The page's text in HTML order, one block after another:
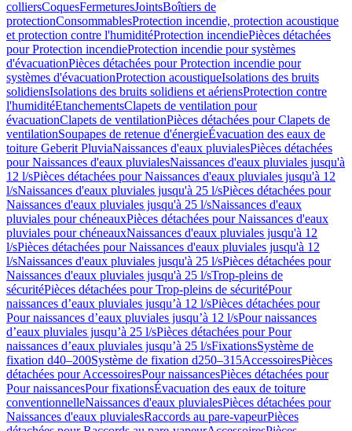
colliersCoquesFermeturesJointsBoîtiers de
protectionConsommablesProtection incendie, protection acoustique
et protection contre l'humiditéProtection incendiePièces détachées
pour Protection incendieProtection incendie pour systèmes
d'évacuationPièces détachées pour Protection incendie pour
systèmes d'évacuationProtection acoustiqueIsolations des bruits
solidiensIsolations des bruits solidiens et aériensProtection contre
l'humiditéEtanchementsClapets de ventilation pour
évacuationClapets de ventilationPièces détachées pour Clapets de
ventilationSoupapes de retenue d'énergieÉvacuation des eaux de
toiture Geberit PluviaNaissances d'eaux pluvialesPièces détachées
pour Naissances d'eaux pluvialesNaissances d'eaux pluviales jusqu'à
12 l/sPièces détachées pour Naissances d'eaux pluviales jusqu'à 12
l/sNaissances d'eaux pluviales jusqu'à 25 l/sPièces détachées pour
Naissances d'eaux pluviales jusqu'à 25 l/sNaissances d'eaux
pluviales pour chéneauxPièces détachées pour Naissances d'eaux
pluviales pour chéneauxNaissances d'eaux pluviales jusqu'à 12
l/sPièces détachées pour Naissances d'eaux pluviales jusqu'à 12
l/sNaissances d'eaux pluviales jusqu'à 25 l/sPièces détachées pour
Naissances d'eaux pluviales jusqu'à 25 l/sTrop-pleins de
sécuritéPièces détachées pour Trop-pleins de sécuritéPour
naissances d’eaux pluviales jusqu’à 12 l/sPièces détachées pour
Pour naissances d’eaux pluviales jusqu’à 12 l/sPour naissances
d’eaux pluviales jusqu’à 25 l/sPièces détachées pour Pour
naissances d’eaux pluviales jusqu’à 25 l/sFixationsSystème de
fixation d40–200Système de fixation d250–315AccessoiresPièces
détachées pour AccessoiresPour naissancesPièces détachées pour
Pour naissancesPour fixationsÉvacuation des eaux de toiture
conventionnelleNaissances d'eaux pluvialesPièces détachées pour
Naissances d'eaux pluvialesRaccords au pare-vapeurPièces